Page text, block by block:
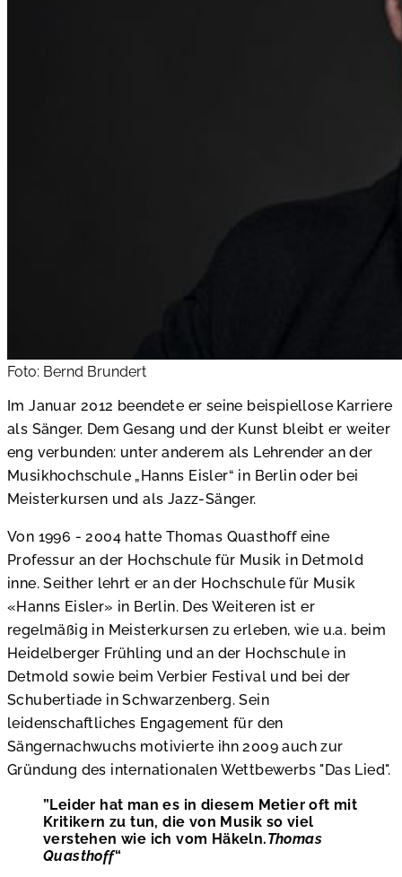
Foto: Bernd Brundert
Im Januar 2012 beendete er seine beispiellose Karriere
als Sänger. Dem Gesang und der Kunst bleibt er weiter
eng verbunden: unter anderem als Lehrender an der
Musikhochschule „Hanns Eisler“ in Berlin oder bei
Meisterkursen und als Jazz-Sänger.
Von 1996 - 2004 hatte Thomas Quasthoff eine
Professur an der Hochschule für Musik in Detmold
inne. Seither lehrt er an der Hochschule für Musik
«Hanns Eisler» in Berlin. Des Weiteren ist er
regelmäßig in Meisterkursen zu erleben, wie u.a. beim
Heidelberger Frühling und an der Hochschule in
Detmold sowie beim Verbier Festival und bei der
Schubertiade in Schwarzenberg. Sein
leidenschaftliches Engagement für den
Sängernachwuchs motivierte ihn 2009 auch zur
Gründung des internationalen Wettbewerbs "Das Lied".
Leider hat man es in diesem Metier oft mit
Kritikern zu tun, die von Musik so viel
verstehen wie ich vom Häkeln.Thomas
Quasthoff